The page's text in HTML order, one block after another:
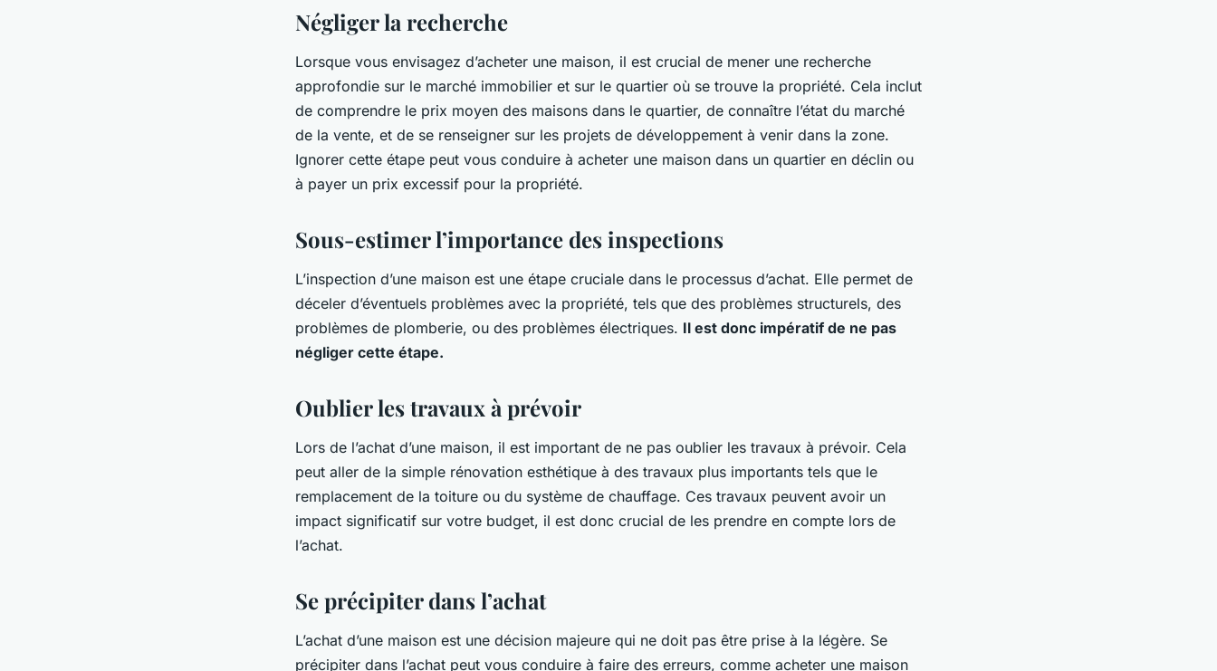
Négliger la recherche
Lorsque vous envisagez d’acheter une maison, il est crucial de mener une recherche
approfondie sur le marché immobilier et sur le quartier où se trouve la propriété. Cela inclut
de comprendre le prix moyen des maisons dans le quartier, de connaître l’état du marché
de la vente, et de se renseigner sur les projets de développement à venir dans la zone.
Ignorer cette étape peut vous conduire à acheter une maison dans un quartier en déclin ou
à payer un prix excessif pour la propriété.
Sous-estimer l’importance des inspections
L’inspection d’une maison est une étape cruciale dans le processus d’achat. Elle permet de
déceler d’éventuels problèmes avec la propriété, tels que des problèmes structurels, des
problèmes de plomberie, ou des problèmes électriques. Il est donc impératif de ne pas
négliger cette étape.
Oublier les travaux à prévoir
Lors de l’achat d’une maison, il est important de ne pas oublier les travaux à prévoir. Cela
peut aller de la simple rénovation esthétique à des travaux plus importants tels que le
remplacement de la toiture ou du système de chauffage. Ces travaux peuvent avoir un
impact significatif sur votre budget, il est donc crucial de les prendre en compte lors de
l’achat.
Se précipiter dans l’achat
L’achat d’une maison est une décision majeure qui ne doit pas être prise à la légère. Se
précipiter dans l’achat peut vous conduire à faire des erreurs, comme acheter une maison